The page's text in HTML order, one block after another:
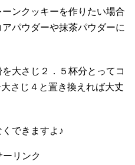
ンクッキーを作りたい場合
パウダーや抹茶パウダーに
大さじ２．５杯分とってコ
さじ４と置き換えれば大丈
できますよ♪
ーリンク